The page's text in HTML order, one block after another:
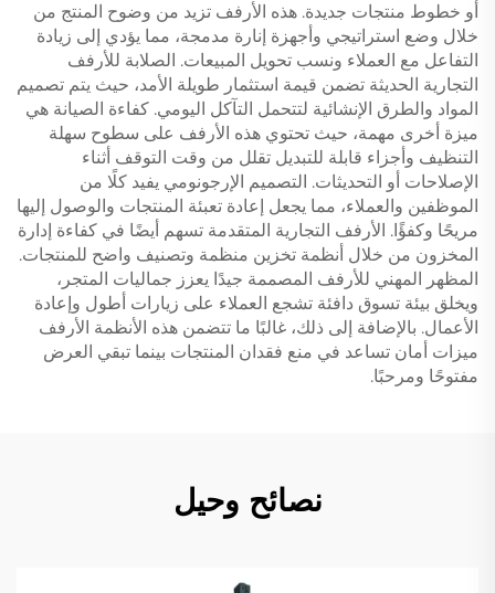
أو خطوط منتجات جديدة. هذه الأرفف تزيد من وضوح المنتج من
خلال وضع استراتيجي وأجهزة إنارة مدمجة، مما يؤدي إلى زيادة
التفاعل مع العملاء ونسب تحويل المبيعات. الصلابة للأرفف
التجارية الحديثة تضمن قيمة استثمار طويلة الأمد، حيث يتم تصميم
المواد والطرق الإنشائية لتتحمل التآكل اليومي. كفاءة الصيانة هي
ميزة أخرى مهمة، حيث تحتوي هذه الأرفف على سطوح سهلة
التنظيف وأجزاء قابلة للتبديل تقلل من وقت التوقف أثناء
الإصلاحات أو التحديثات. التصميم الإرجونومي يفيد كلًا من
الموظفين والعملاء، مما يجعل إعادة تعبئة المنتجات والوصول إليها
مريحًا وكفؤًا. الأرفف التجارية المتقدمة تسهم أيضًا في كفاءة إدارة
المخزون من خلال أنظمة تخزين منظمة وتصنيف واضح للمنتجات.
المظهر المهني للأرفف المصممة جيدًا يعزز جماليات المتجر،
ويخلق بيئة تسوق دافئة تشجع العملاء على زيارات أطول وإعادة
الأعمال. بالإضافة إلى ذلك، غالبًا ما تتضمن هذه الأنظمة الأرفف
ميزات أمان تساعد في منع فقدان المنتجات بينما تبقي العرض
مفتوحًا ومرحبًا.
نصائح وحيل